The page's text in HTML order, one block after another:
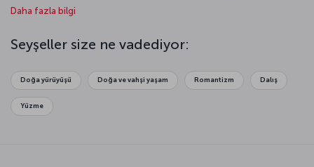
güzel günbatımlarından birine şahit olabilirsiniz. Kusursuz doğasının
zengin mutfağıyla Seyşeller, kolay kolay unutamayacağınız bir
deneyim vadediyor.
Daha fazla bilgi
Seyşeller size ne vadediyor:
Doğa yürüyüşü Doğa ve vahşi yaşam Romantizm Dalış
Yüzme